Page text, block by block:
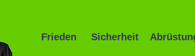
Frieden Sicherheit